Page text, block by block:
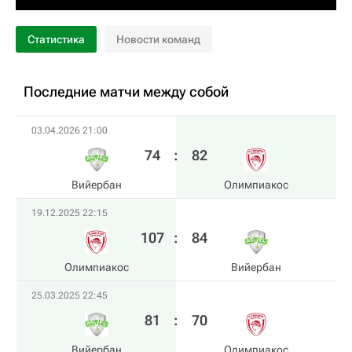
Статистика Новости команд
Последние матчи между собой
03.04.2026 21:00
Вийербан
74 : 82
Олимпиакос
19.12.2025 22:15
Олимпиакос
107 : 84
Вийербан
25.03.2025 22:45
81 : 70